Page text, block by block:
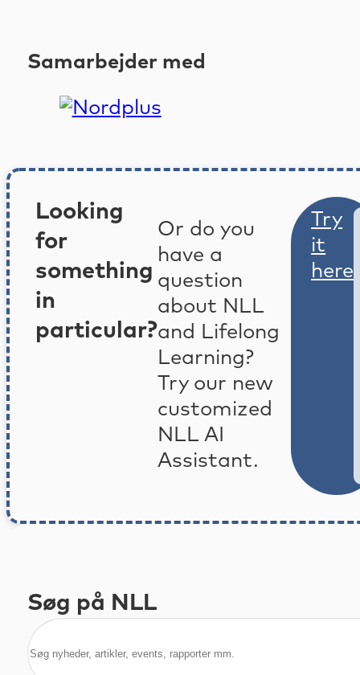
Samarbejder med
Looking
for
something
in
particular?
Or do you
have a
question
about NLL
and Lifelong
Learning?
Try our new
customized
NLL AI
Assistant.
Try
it
here
Søg på NLL
Søg